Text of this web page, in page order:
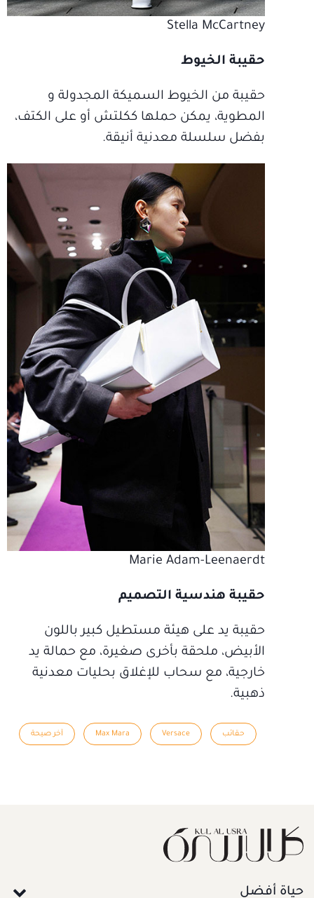
Stella McCartney
حقيبة الخيوط
حقيبة من الخيوط السميكة المجدولة و
المطوية، يمكن حملها ككلتش أو على الكتف،
بفضل سلسلة معدنية أنيقة.
Marie Adam-Leenaerdt
حقيبة هندسية التصميم
حقيبة يد على هيئة مستطيل كبير باللون
الأبيض، ملحقة بأخرى صغيرة، مع حمالة يد
خارجية، مع سحاب للإغلاق بحليات معدنية
ذهبية.
حقائب Versace
Max Mara آخر صيحة
حياة أفضل